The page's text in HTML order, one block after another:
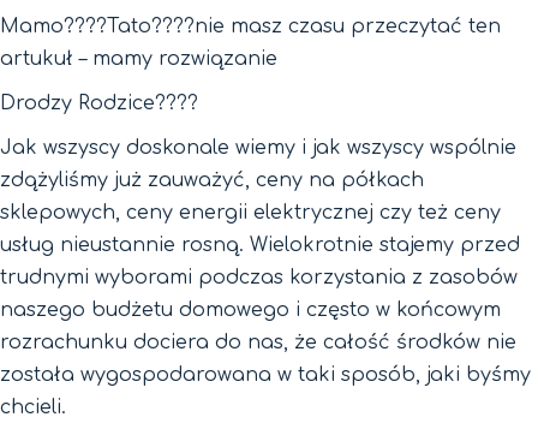
Mamo????Tato????nie masz czasu przeczytać ten
artukuł – mamy rozwiązanie
Drodzy Rodzice????
Jak wszyscy doskonale wiemy i jak wszyscy wspólnie
zdążyliśmy już zauważyć, ceny na półkach
sklepowych, ceny energii elektrycznej czy też ceny
usług nieustannie rosną. Wielokrotnie stajemy przed
trudnymi wyborami podczas korzystania z zasobów
naszego budżetu domowego i często w końcowym
rozrachunku dociera do nas, że całość środków nie
została wygospodarowana w taki sposób, jaki byśmy
chcieli.